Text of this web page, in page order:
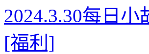
2024.3.30每日
[福利]